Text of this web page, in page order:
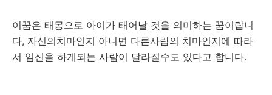
이꿈은 태몽으로 아이가 태어날 것을 의미하는 꿈이랍니
다, 자신의치마인지 아니면 다른사람의 치마인지에 따라
서 임신을 하게되는 사람이 달라질수도 있다고 합니다.